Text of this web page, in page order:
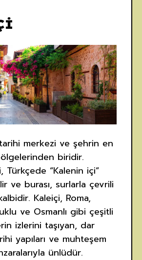
tarihi merkezi ve şehrin en
biridir.
Türkçede “Kalenin içi”
ve burası, surlarla çevrili
Kaleiçi, Roma,
ve Osmanlı gibi çeşitli
izlerini taşıyan, dar
yapıları ve muhteşem
ünlüdür.